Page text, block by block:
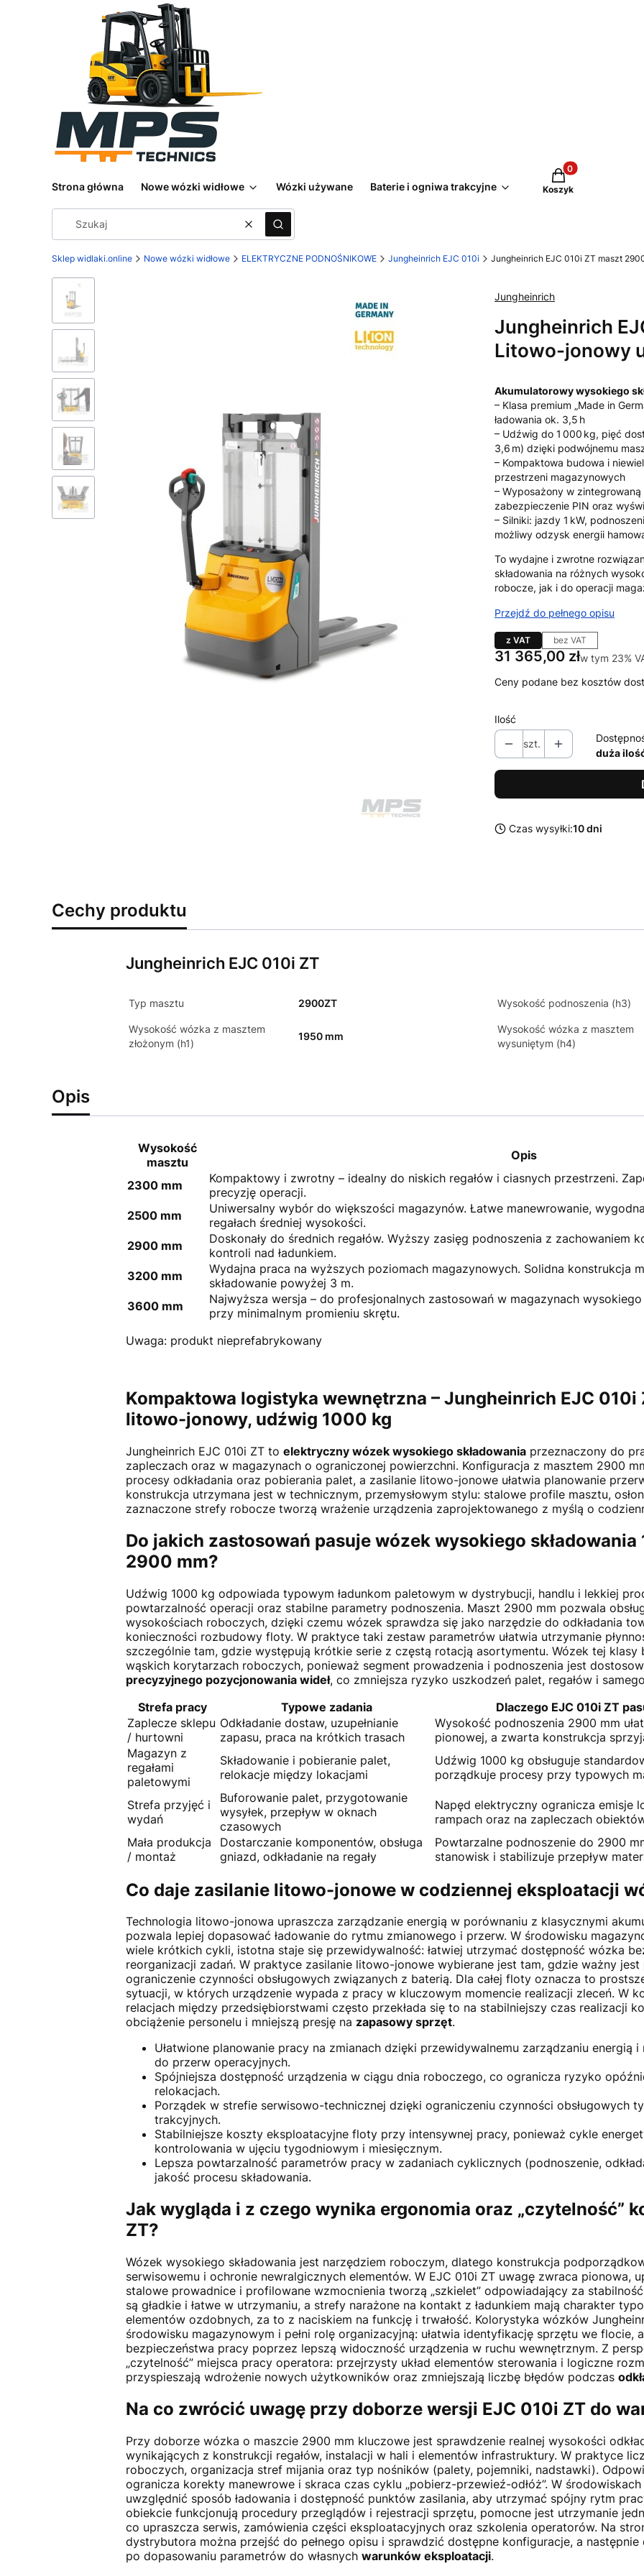
Strona główna Nowe wózki widłowe Wózki używane Baterie i ogniwa trakcyjne
Produkty w
Koszyk
WyczyśćSzukaj
Sklep widlaki.online Nowe wózki widłowe ELEKTRYCZNE PODNOŚNIKOWE Jungheinrich EJC 010i Jungheinrich EJC 010i ZT maszt
Jungheinrich
Jungheinrich
Litowo-jonowy
Akumulatorowy wysokiego
– Klasa premium „Made in
ładowania ok. 3,5 h
– Udźwig do 1 000 kg, pięć
3,6 m) dzięki podwójnemu
– Kompaktowa budowa i
przestrzeni magazynowych
– Wyposażony w
zabezpieczenie PIN oraz
– Silniki: jazdy 1 kW,
możliwy odzysk energii
To wydajne i zwrotne
składowania na różnych
robocze, jak i do operacji
Przejdź do pełnego opisu
z VAT bez VAT
Cena
31 365,00 złw tym 23%
w tym 23%
Ceny podane bez kosztów
Ilość
szt.
duża
Czas wysyłki:10 dni
Cechy produktu
Jungheinrich EJC 010i ZT
Typ masztu 2900ZT Wysokość podnoszenia (h3)
Wysokość wózka z masztem
złożonym (h1)
1950 mm
Wysokość wózka z masztem
wysuniętym (h4)
Opis
Wysokość
masztu
Opis
2300 mm
Kompaktowy i zwrotny – idealny do niskich regałów i ciasnych przestrzeni.
precyzję operacji.
2500 mm
Uniwersalny wybór do większości magazynów. Łatwe manewrowanie,
regałach średniej wysokości.
2900 mm
Doskonały do średnich regałów. Wyższy zasięg podnoszenia z zachowaniem
kontroli nad ładunkiem.
3200 mm
Wydajna praca na wyższych poziomach magazynowych. Solidna konstrukcja
składowanie powyżej 3 m.
3600 mm
Najwyższa wersja – do profesjonalnych zastosowań w magazynach wysokiego
przy minimalnym promieniu skrętu.
Uwaga: produkt nieprefabrykowany
Kompaktowa logistyka wewnętrzna – Jungheinrich EJC 010i
litowo-jonowy, udźwig 1000 kg
Jungheinrich EJC 010i ZT to elektryczny wózek wysokiego składowaniaprzeznaczony do
zapleczach oraz w magazynach o ograniczonej powierzchni. Konfiguracja z masztem 2900
procesy odkładania oraz pobierania palet, a zasilanie litowo-jonowe ułatwia planowanie
konstrukcja utrzymana jest w technicznym, przemysłowym stylu: stalowe profile masztu,
zaznaczone strefy robocze tworzą wrażenie urządzenia zaprojektowanego z myślą o
Do jakich zastosowań pasuje wózek wysokiego
2900 mm?
Udźwig 1000 kg odpowiada typowym ładunkom paletowym w dystrybucji, handlu i lekkiej
powtarzalność operacji oraz stabilne parametry podnoszenia. Maszt 2900 mm pozwala
wysokościach roboczych, dzięki czemu wózek sprawdza się jako narzędzie do odkładania
konieczności rozbudowy floty. W praktyce taki zestaw parametrów ułatwia utrzymanie
szczególnie tam, gdzie występują krótkie serie z częstą rotacją asortymentu. Wózek tej
wąskich korytarzach roboczych, ponieważ segment prowadzenia i podnoszenia jest
precyzyjnego pozycjonowania wideł, co zmniejsza ryzyko uszkodzeń palet, regałów i
Strefa pracy
Typowe zadania
Dlaczego EJC 010i ZT
Zaplecze sklepu
/ hurtowni
Odkładanie dostaw, uzupełnianie
zapasu, praca na krótkich trasach
Wysokość podnoszenia 2900 mm
pionowej, a zwarta konstrukcja
Magazyn z
regałami
paletowymi
Składowanie i pobieranie palet,
relokacje między lokacjami
Udźwig 1000 kg obsługuje
porządkuje procesy przy typowych
Strefa przyjęć i
wydań
Buforowanie palet, przygotowanie
wysyłek, przepływ w oknach
czasowych
Napęd elektryczny ogranicza emisje
rampach oraz na zapleczach
Mała produkcja
/ montaż
Dostarczanie komponentów, obsługa
gniazd, odkładanie na regały
Powtarzalne podnoszenie do 2900
stanowisk i stabilizuje przepływ
Co daje zasilanie litowo-jonowe w codziennej eksploatacji
Technologia litowo-jonowa upraszcza zarządzanie energią w porównaniu z klasycznymi
pozwala lepiej dopasować ładowanie do rytmu zmianowego i przerw. W środowisku
wiele krótkich cykli, istotna staje się przewidywalność: łatwiej utrzymać dostępność wózka
reorganizacji zadań. W praktyce zasilanie litowo-jonowe wybierane jest tam, gdzie ważny
ograniczenie czynności obsługowych związanych z baterią. Dla całej floty oznacza to
sytuacji, w których urządzenie wypada z pracy w kluczowym momencie realizacji zleceń. W
relacjach między przedsiębiorstwami często przekłada się to na stabilniejszy czas realizacji
obciążenie personelu i mniejszą presję na zapasowy sprzęt.
Ułatwione planowanie pracy na zmianach dzięki przewidywalnemu zarządzaniu energią
do przerw operacyjnych.
Spójniejsza dostępność urządzenia w ciągu dnia roboczego, co ogranicza ryzyko
relokacjach.
Porządek w strefie serwisowo-technicznej dzięki ograniczeniu czynności obsługowych
trakcyjnych.
Stabilniejsze koszty eksploatacyjne floty przy intensywnej pracy, ponieważ cykle
kontrolowania w ujęciu tygodniowym i miesięcznym.
Lepsza powtarzalność parametrów pracy w zadaniach cyklicznych (podnoszenie,
jakość procesu składowania.
Jak wygląda i z czego wynika ergonomia oraz „czytelność”
ZT?
Wózek wysokiego składowania jest narzędziem roboczym, dlatego konstrukcja
serwisowemu i ochronie newralgicznych elementów. W EJC 010i ZT uwagę zwraca pionowa,
stalowe prowadnice i profilowane wzmocnienia tworzą „szkielet” odpowiadający za
są gładkie i łatwe w utrzymaniu, a strefy narażone na kontakt z ładunkiem mają charakter
elementów ozdobnych, za to z naciskiem na funkcję i trwałość. Kolorystyka wózków
środowisku magazynowym i pełni rolę organizacyjną: ułatwia identyfikację sprzętu we flocie,
bezpieczeństwa pracy poprzez lepszą widoczność urządzenia w ruchu wewnętrznym. Z
„czytelność” miejsca pracy operatora: przejrzysty układ elementów sterowania i logiczne
przyspieszają wdrożenie nowych użytkowników oraz zmniejszają liczbę błędów podczas
Na co zwrócić uwagę przy doborze wersji EJC 010i ZT do
Przy doborze wózka o maszcie 2900 mm kluczowe jest sprawdzenie realnej wysokości
wynikających z konstrukcji regałów, instalacji w hali i elementów infrastruktury. W praktyce
roboczych, organizacja stref mijania oraz typ nośników (palety, pojemniki, nadstawki).
ogranicza korekty manewrowe i skraca czas cyklu „pobierz-przewieź-odłóż”. W
uwzględnić sposób ładowania i dostępność punktów zasilania, aby utrzymać spójny rytm
obiekcie funkcjonują procedury przeglądów i rejestracji sprzętu, pomocne jest utrzymanie
co upraszcza serwis, zamówienia części eksploatacyjnych oraz szkolenia operatorów. Na
dystrybutora można przejść do pełnego opisu i sprawdzić dostępne konfiguracje, a
po dopasowaniu parametrów do własnych warunków eksploatacji.